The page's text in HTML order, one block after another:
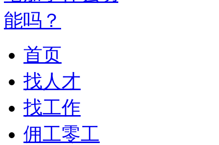
首页
找人才
找工作
佣工零工